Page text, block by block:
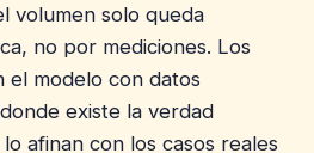
volumen solo queda
no por mediciones. Los
modelo con datos
existe la verdad
afinan con los casos reales